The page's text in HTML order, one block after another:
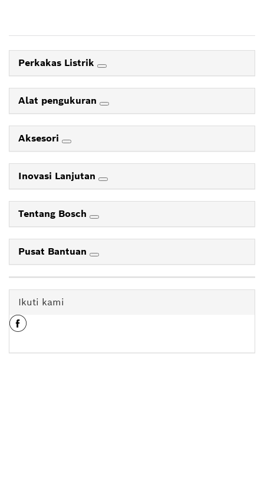
Perkakas Listrik
Alat pengukuran
Aksesori
Inovasi Lanjutan
Tentang Bosch
Pusat Bantuan
Ikuti kami